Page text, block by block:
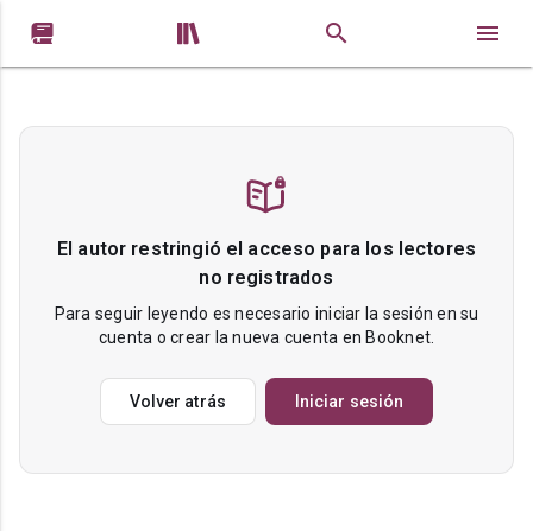
 
El autor restringió el acceso para los lectores
no registrados
Para seguir leyendo es necesario iniciar la sesión en su
cuenta o crear la nueva cuenta en Booknet.
Volver atrás Iniciar sesión